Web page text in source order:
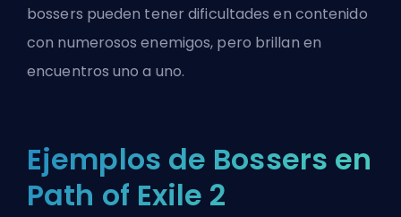
bossers pueden tener dificultades en contenido
con numerosos enemigos, pero brillan en
encuentros uno a uno.
Ejemplos de Bossers en
Path of Exile 2